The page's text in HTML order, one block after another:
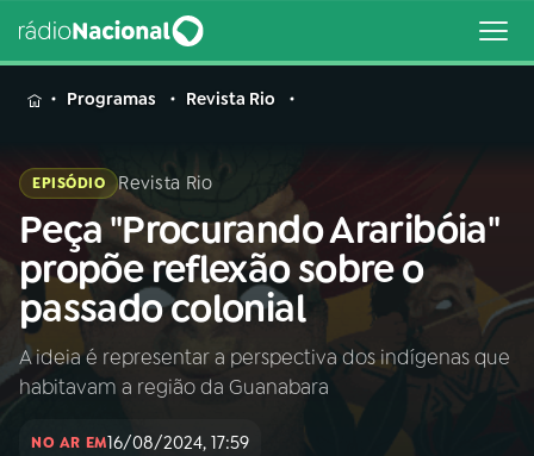
MENU
Buscar
na
Rádio
Nacional
Buscar
AO VIVO
INÍCIO
Programas Revista Rio
EPISÓDIO Revista Rio
Peça "Procurando Araribóia"
propõe reflexão sobre o
passado colonial
A ideia é representar a perspectiva dos indígenas que
habitavam a região da Guanabara
NO AR EM16/08/2024, 17:59